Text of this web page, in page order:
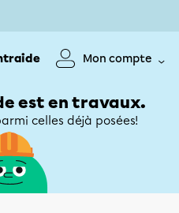
Mon compte
est en travaux.
celles déjà posées!